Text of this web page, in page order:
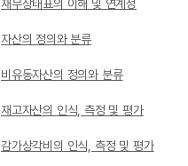
재무상태표의 이해 및 연계성
자산의 정의와 분류
비유동자산의 정의와 분류
재고자산의 인식, 측정 및 평가
감가상각비의 인식, 측정 및 평가